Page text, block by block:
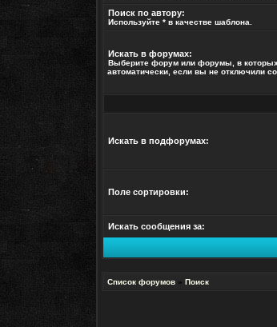
Поиск по автору:
Используйте * в качестве шаблона.
Искать в форумах:
Выберите форум или форумы, в которых
автоматически, если вы не отключили
Искать в подфорумах:
Поле сортировки:
Искать сообщения за:
Список форумов » Поиск